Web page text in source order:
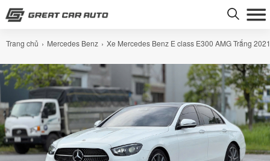
Trang chủ Mercedes Benz Xe Mercedes Benz E class E300 AMG Trắng 2021